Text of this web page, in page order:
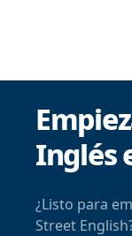
Inglés
¿Listo para
Street